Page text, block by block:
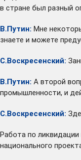
в стране был разный
В.Путин: Мне
знаете и можете
С.Воскресенский:
В.Путин: А второй
промышленности, и
С.Воскресенский:
Работа по
национального